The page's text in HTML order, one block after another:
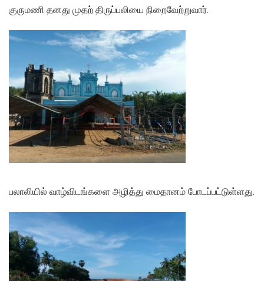
குருமணி தனது முதற் திருப்பலியை நிறைவேற்றுவார்.
பலாலியில் வாழ்விடங்களை அழித்து மைதானம் போடப்பட்டுள்ளது.